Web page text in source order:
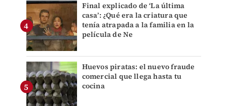
Final explicado de ‘La última
casa’: ¿Qué era la criatura que
tenía atrapada a la familia en la
película de Ne
Huevos piratas: el nuevo fraude
comercial que llega hasta tu
cocina